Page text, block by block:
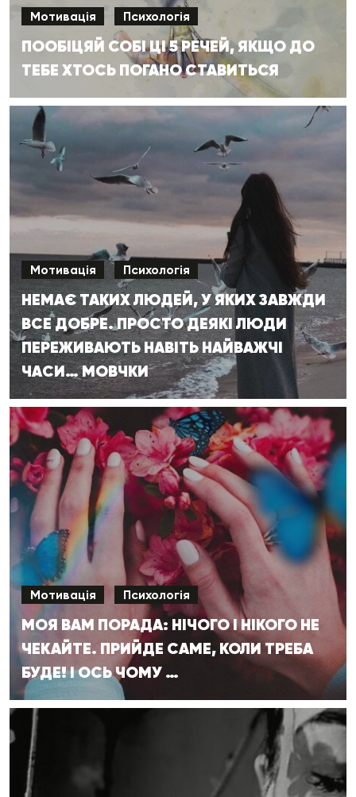
Мотивація Психологія
ПООБІЦЯЙ СОБІ ЦІ 5 РЕЧЕЙ, ЯКЩО ДО
ТЕБЕ ХТОСЬ ПОГАНО СТАВИТЬСЯ
Мотивація Психологія
НЕМАЄ ТАКИХ ЛЮДЕЙ, У ЯКИХ ЗАВЖДИ
ВСЕ ДОБРЕ. ПРОСТО ДЕЯКІ ЛЮДИ
ПЕРЕЖИВАЮТЬ НАВІТЬ НАЙВАЖЧІ
ЧАСИ… МОВЧКИ
Мотивація Психологія
МОЯ ВАМ ПОРАДА: НІЧОГО І НІКОГО НЕ
ЧЕКАЙТЕ. ПРИЙДЕ САМЕ, КОЛИ ТРЕБА
БУДЕ! І ОСЬ ЧОМУ …